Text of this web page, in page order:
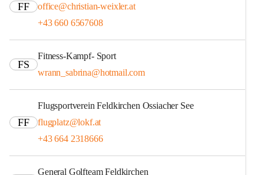
FF
office@christian-weixler.at
+43 660 6567608
FS
Fitness-Kampf- Sport
wrann_sabrina@hotmail.com
FF
Flugsportverein Feldkirchen Ossiacher See
flugplatz@lokf.at
+43 664 2318666
General Golfteam Feldkirchen